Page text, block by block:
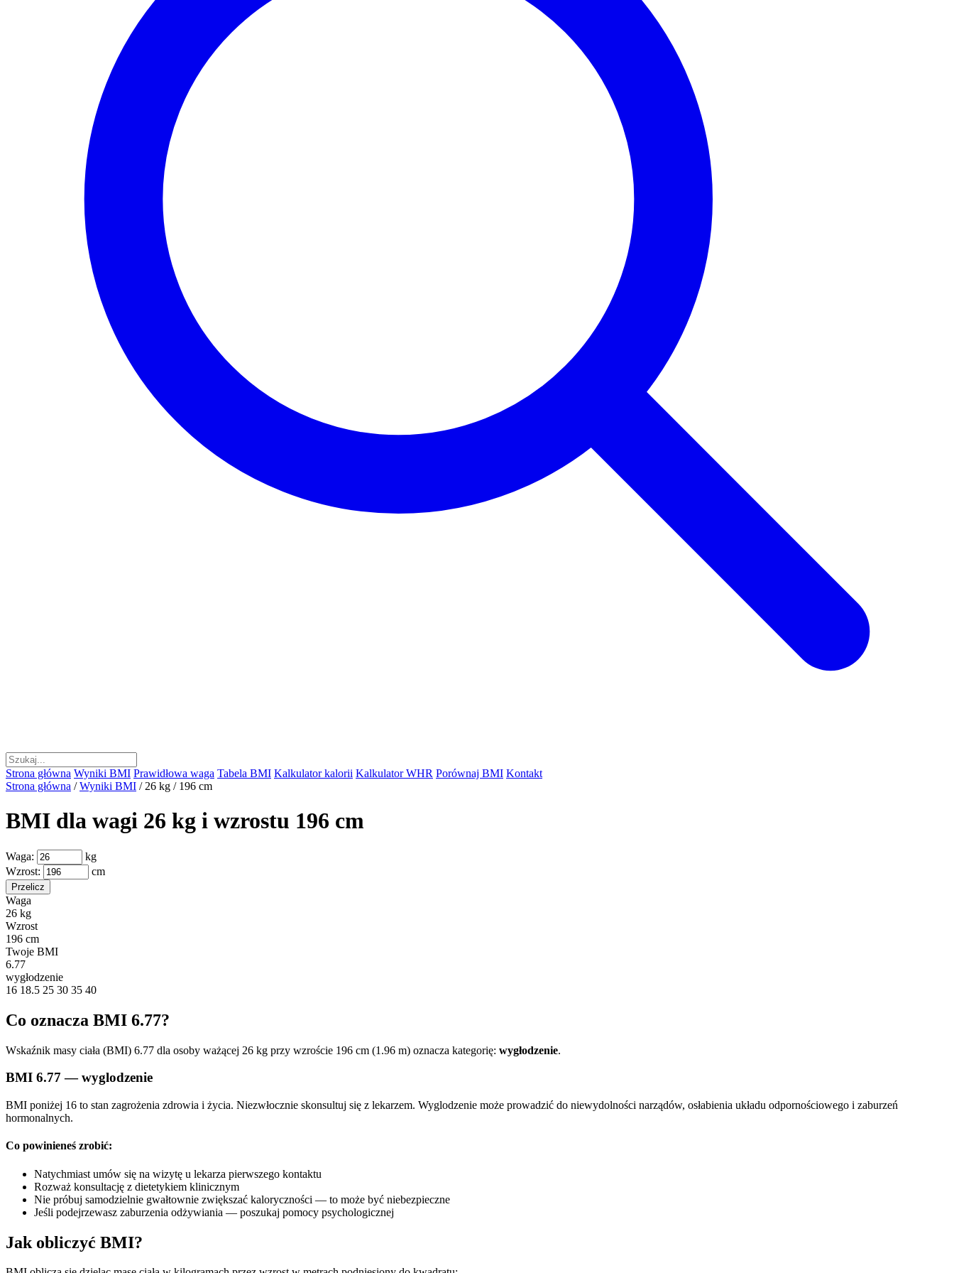
Strona główna Wyniki BMI Prawidłowa waga Tabela BMI Kalkulator kalorii Kalkulator WHR Porównaj BMI Kontakt
Strona główna / Wyniki BMI / 26 kg / 196 cm
BMI dla wagi 26 kg i wzrostu 196 cm
Waga:
kg
Wzrost:
cm
Przelicz
Waga
26 kg
Wzrost
196 cm
Twoje BMI
6.77
wygłodzenie
16 18.5 25 30 35 40
Co oznacza BMI 6.77?
Wskaźnik masy ciała (BMI) 6.77 dla osoby ważącej 26 kg przy wzroście 196 cm (1.96 m) oznacza kategorię: wygłodzenie.
BMI 6.77 — wyglodzenie
BMI poniżej 16 to stan zagrożenia zdrowia i życia. Niezwłocznie skonsultuj się z lekarzem. Wyglodzenie może prowadzić do niewydolności narządów, osłabienia układu odpornościowego i zaburzeń
hormonalnych.
Co powinieneś zrobić:
Natychmiast umów się na wizytę u lekarza pierwszego kontaktu
Rozważ konsultację z dietetykiem klinicznym
Nie próbuj samodzielnie gwałtownie zwiększać kaloryczności — to może być niebezpieczne
Jeśli podejrzewasz zaburzenia odżywiania — poszukaj pomocy psychologicznej
Jak obliczyć BMI?